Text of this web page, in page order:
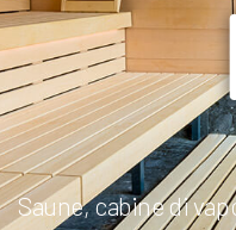
Saune, cabine di